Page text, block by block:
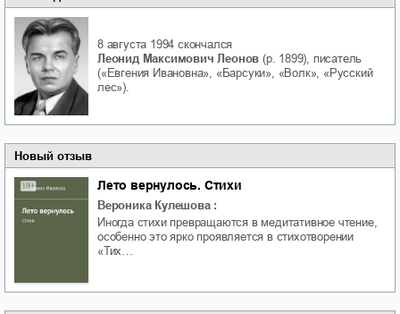
8 августа 1994 скончался
Леонид Максимович Леонов (р. 1899), писатель
(«Евгения Ивановна», «Барсуки», «Волк», «Русский
лес»).
Новый отзыв
Лето вернулось. Стихи
Вероника Кулешова :
Иногда стихи превращаются в медитативное чтение,
особенно это ярко проявляется в стихотворении
«Тих…